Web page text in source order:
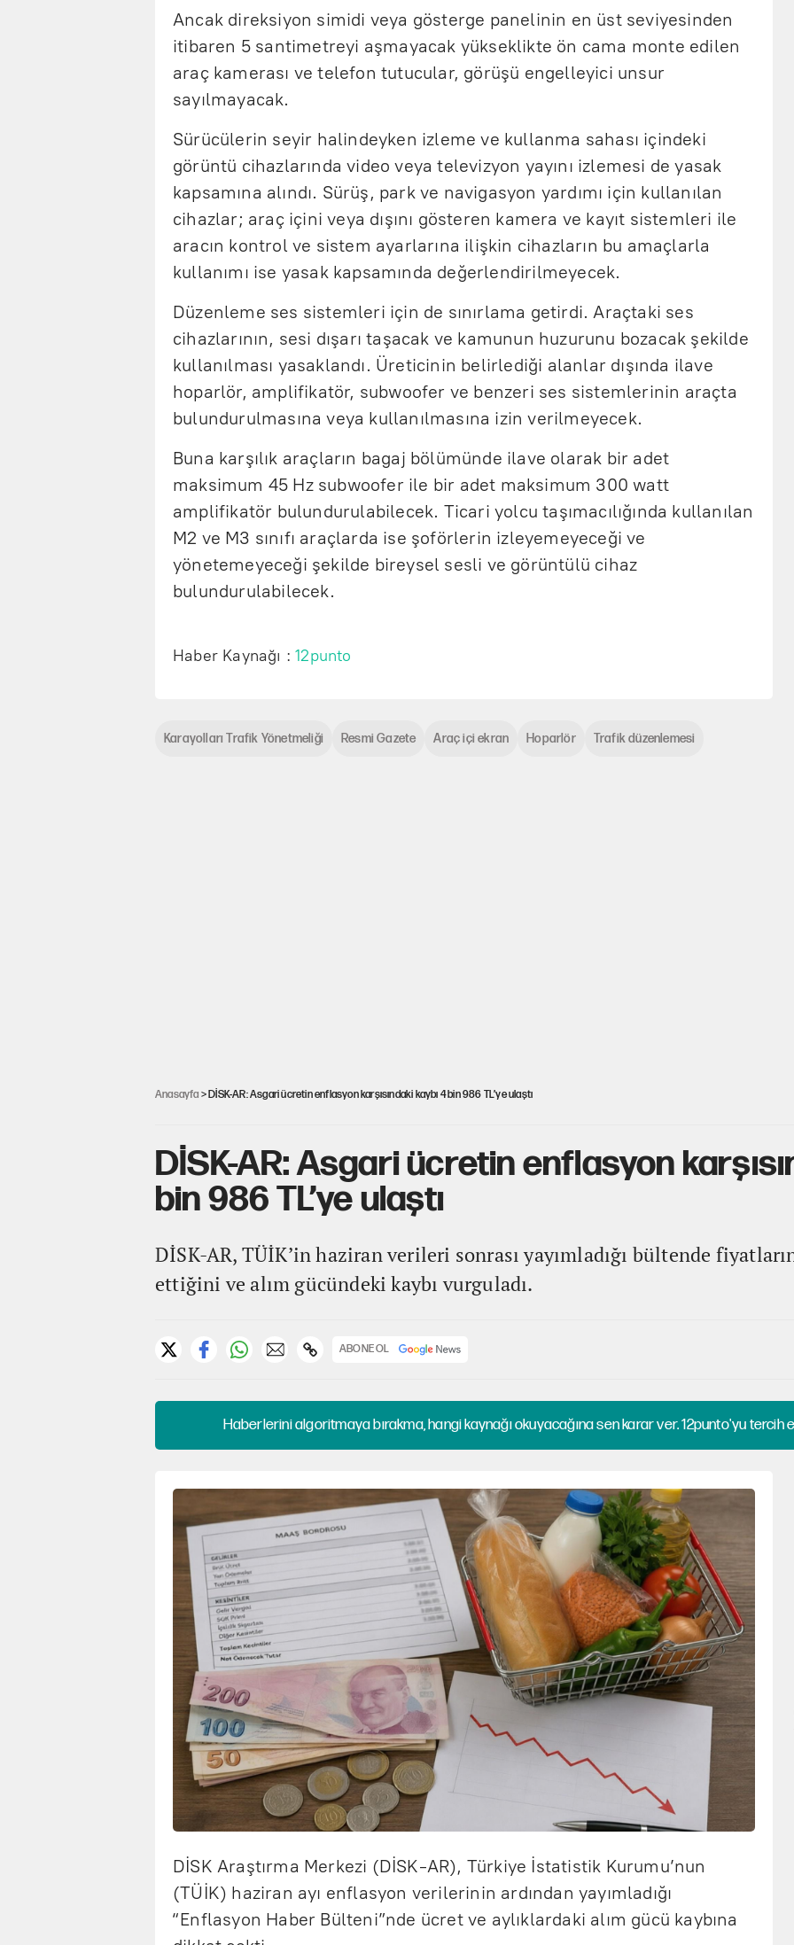
Ancak direksiyon simidi veya gösterge panelinin en üst seviyesinden
itibaren 5 santimetreyi aşmayacak yükseklikte ön cama monte edilen
araç kamerası ve telefon tutucular, görüşü engelleyici unsur
sayılmayacak.
Sürücülerin seyir halindeyken izleme ve kullanma sahası içindeki
görüntü cihazlarında video veya televizyon yayını izlemesi de yasak
kapsamına alındı. Sürüş, park ve navigasyon yardımı için kullanılan
cihazlar; araç içini veya dışını gösteren kamera ve kayıt sistemleri ile
aracın kontrol ve sistem ayarlarına ilişkin cihazların bu amaçlarla
kullanımı ise yasak kapsamında değerlendirilmeyecek.
Düzenleme ses sistemleri için de sınırlama getirdi. Araçtaki ses
cihazlarının, sesi dışarı taşacak ve kamunun huzurunu bozacak şekilde
kullanılması yasaklandı. Üreticinin belirlediği alanlar dışında ilave
hoparlör, amplifikatör, subwoofer ve benzeri ses sistemlerinin araçta
bulundurulmasına veya kullanılmasına izin verilmeyecek.
Buna karşılık araçların bagaj bölümünde ilave olarak bir adet
maksimum 45 Hz subwoofer ile bir adet maksimum 300 watt
amplifikatör bulundurulabilecek. Ticari yolcu taşımacılığında kullanılan
M2 ve M3 sınıfı araçlarda ise şoförlerin izleyemeyeceği ve
yönetemeyeceği şekilde bireysel sesli ve görüntülü cihaz
bulundurulabilecek.
Haber Kaynağı :12punto
Karayolları Trafik Yönetmeliği Resmi Gazete Araç içi ekran Hoparlör Trafik düzenlemesi
Anasayfa > DİSK-AR: Asgari ücretin enflasyon karşısındaki kaybı 4 bin 986 TL’ye ulaştı
DİSK-AR: Asgari ücretin enflasyon
bin 986 TL’ye ulaştı
DİSK-AR, TÜİK’in haziran verileri sonrası yayımladığı bültende
ettiğini ve alım gücündeki kaybı vurguladı.
ABONE OL
Haberlerini algoritmaya bırakma, hangi kaynağı okuyacağına sen karar ver. 12punto'yu tercih
DİSK Araştırma Merkezi (DİSK-AR), Türkiye İstatistik Kurumu’nun
(TÜİK) haziran ayı enflasyon verilerinin ardından yayımladığı
“Enflasyon Haber Bülteni”nde ücret ve aylıklardaki alım gücü kaybına